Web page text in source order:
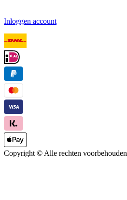
Inloggen account
Copyright © Alle rechten voorbehouden